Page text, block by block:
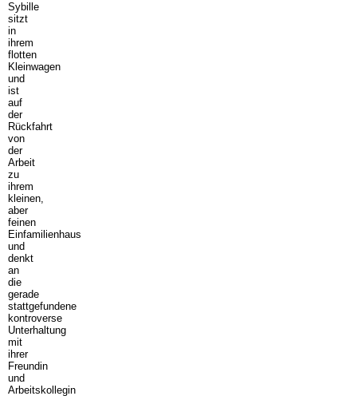
Sybille
sitzt
in
ihrem
flotten
Kleinwagen
und
ist
auf
der
Rückfahrt
von
der
Arbeit
zu
ihrem
kleinen,
aber
feinen
Einfamilienhaus
und
denkt
an
die
gerade
stattgefundene
kontroverse
Unterhaltung
mit
ihrer
Freundin
und
Arbeitskollegin